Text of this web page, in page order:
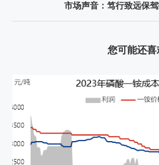
市场声音：笃行致远保
您可能还喜